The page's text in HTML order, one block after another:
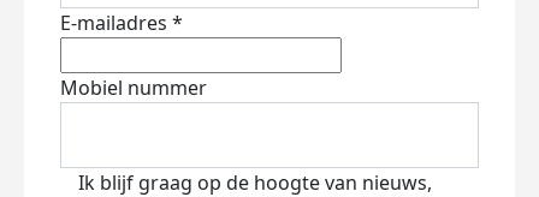
E-mailadres *
Mobiel nummer
Ik blijf graag op de hoogte van nieuws,